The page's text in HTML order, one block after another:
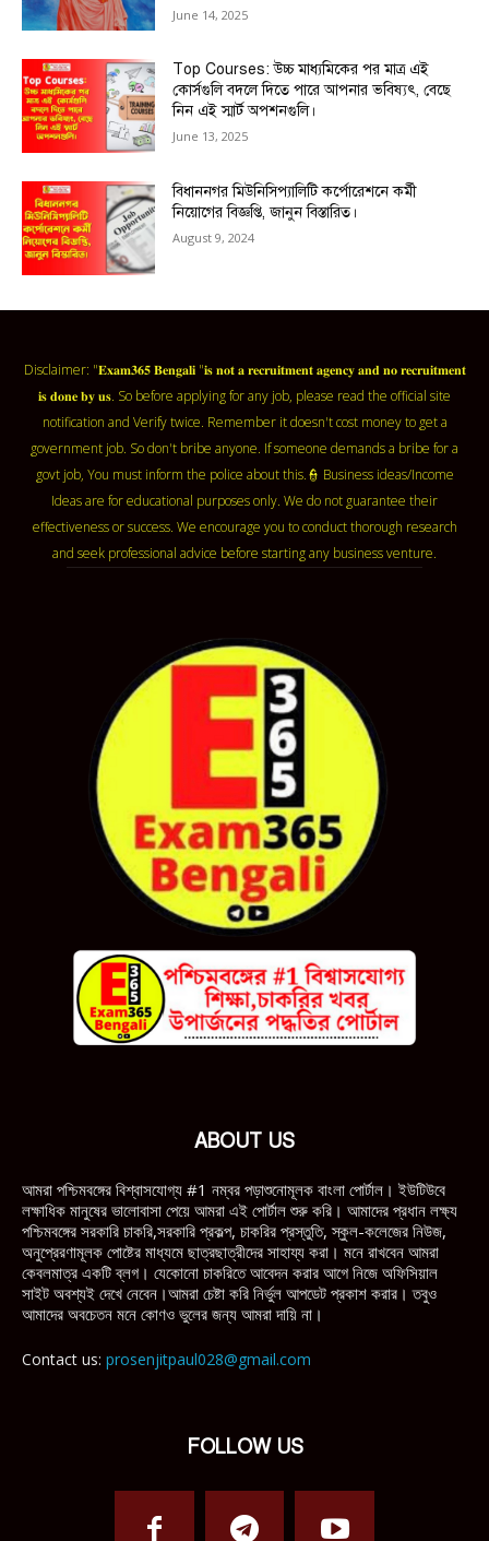
June 14, 2025
Top Courses: উচ্চ মাধ্যমিকের পর মাত্র এই
কোর্সগুলি বদলে দিতে পারে আপনার ভবিষ্যৎ, বেছে
নিন এই স্মার্ট অপশনগুলি।
June 13, 2025
বিধাননগর মিউনিসিপ্যালিটি কর্পোরেশনে কর্মী
নিয়োগের বিজ্ঞপ্তি, জানুন বিস্তারিত।
August 9, 2024
Disclaimer: "𝐄𝐱𝐚𝐦𝟑𝟔𝟓 𝐁𝐞𝐧𝐠𝐚𝐥𝐢 "𝐢𝐬 𝐧𝐨𝐭 𝐚 𝐫𝐞𝐜𝐫𝐮𝐢𝐭𝐦𝐞𝐧𝐭 𝐚𝐠𝐞𝐧𝐜𝐲 𝐚𝐧𝐝 𝐧𝐨 𝐫𝐞𝐜𝐫𝐮𝐢𝐭𝐦𝐞𝐧𝐭
𝐢𝐬 𝐝𝐨𝐧𝐞 𝐛𝐲 𝐮𝐬. So before applying for any job, please read the official site
notification and Verify twice. Remember it doesn't cost money to get a
government job. So don't bribe anyone. If someone demands a bribe for a
govt job, You must inform the police about this.👮 Business ideas/Income
Ideas are for educational purposes only. We do not guarantee their
effectiveness or success. We encourage you to conduct thorough research
and seek professional advice before starting any business venture.
ABOUT US
আমরা পশ্চিমবঙ্গের বিশ্বাসযোগ্য #1 নম্বর পড়াশুনোমূলক বাংলা পোর্টাল। ইউটিউবে
লক্ষাধিক মানুষের ভালোবাসা পেয়ে আমরা এই পোর্টাল শুরু করি। আমাদের প্রধান লক্ষ্য
পশ্চিমবঙ্গের সরকারি চাকরি,সরকারি প্রকল্প, চাকরির প্রস্তুতি, স্কুল-কলেজের নিউজ,
অনুপ্রেরণামূলক পোষ্টের মাধ্যমে ছাত্রছাত্রীদের সাহায্য করা। মনে রাখবেন আমরা
কেবলমাত্র একটি ব্লগ। যেকোনো চাকরিতে আবেদন করার আগে নিজে অফিসিয়াল
সাইট অবশ্যই দেখে নেবেন।আমরা চেষ্টা করি নির্ভুল আপডেট প্রকাশ করার। তবুও
আমাদের অবচেতন মনে কোণও ভুলের জন্য আমরা দায়ি না।
Contact us: prosenjitpaul028@gmail.com
FOLLOW US